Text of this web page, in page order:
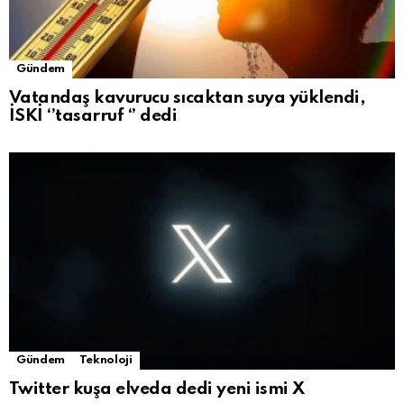
Gündem
Vatandaş kavurucu sıcaktan suya yüklendi,
İSKİ ‘’tasarruf ‘’ dedi
Gündem Teknoloji
Twitter kuşa elveda dedi yeni ismi X